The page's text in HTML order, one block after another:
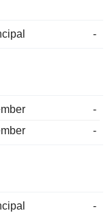
-
-
-
-